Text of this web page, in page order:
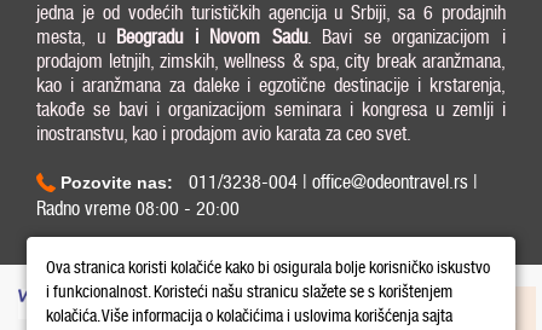
jedna je od vodećih turističkih agencija u Srbiji, sa 6 prodajnih
mesta, u Beogradu i Novom Sadu. Bavi se organizacijom i
prodajom letnjih, zimskih, wellness & spa, city break aranžmana,
kao i aranžmana za daleke i egzotične destinacije i krstarenja,
takođe se bavi i organizacijom seminara i kongresa u zemlji i
inostranstvu, kao i prodajom avio karata za ceo svet.
Pozovite nas:
011/3238-004 | office@odeontravel.rs |
Radno vreme 08:00 - 20:00
Ova stranica koristi kolačiće kako bi osigurala bolje korisničko iskustvo
i funkcionalnost. Koristeći našu stranicu slažete se s korištenjem
kolačića. Više informacija o kolačićima i uslovima korišćenja sajta